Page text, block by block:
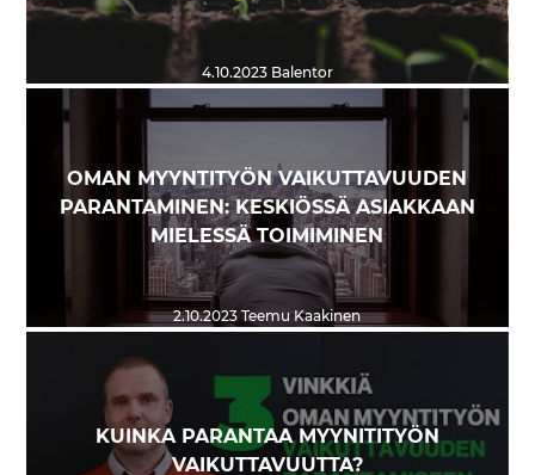
4.10.2023Balentor
OMAN MYYNTITYÖN VAIKUTTAVUUDEN
PARANTAMINEN: KESKIÖSSÄ ASIAKKAAN
MIELESSÄ TOIMIMINEN
2.10.2023 Teemu Kaakinen
KUINKA PARANTAA MYYNITITYÖN
VAIKUTTAVUUTTA?